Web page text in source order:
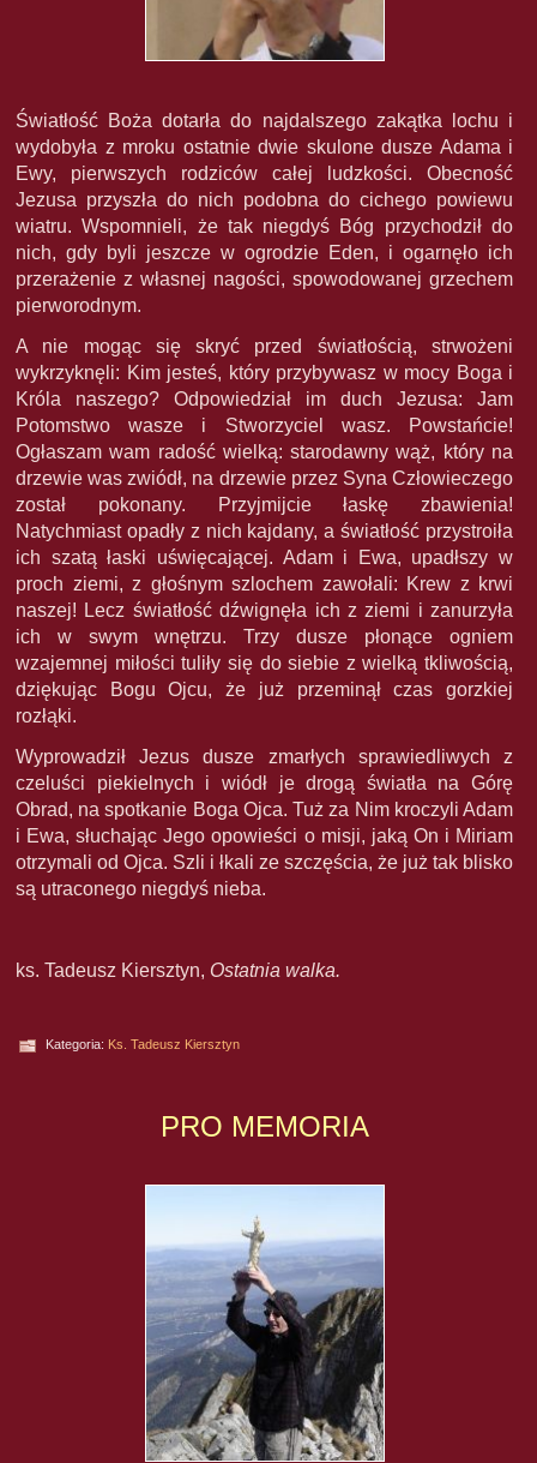
Światłość Boża dotarła do najdalszego zakątka lochu i
wydobyła z mroku ostatnie dwie skulone dusze Adama i
Ewy, pierwszych rodziców całej ludzkości. Obecność
Jezusa przyszła do nich podobna do cichego powiewu
wiatru. Wspomnieli, że tak niegdyś Bóg przychodził do
nich, gdy byli jeszcze w ogrodzie Eden, i ogarnęło ich
przerażenie z własnej nagości, spowodowanej grzechem
pierworodnym.
A nie mogąc się skryć przed światłością, strwożeni
wykrzyknęli: Kim jesteś, który przybywasz w mocy Boga i
Króla naszego? Odpowiedział im duch Jezusa: Jam
Potomstwo wasze i Stworzyciel wasz. Powstańcie!
Ogłaszam wam radość wielką: starodawny wąż, który na
drzewie was zwiódł, na drzewie przez Syna Człowieczego
został pokonany. Przyjmijcie łaskę zbawienia!
Natychmiast opadły z nich kajdany, a światłość przystroiła
ich szatą łaski uświęcającej. Adam i Ewa, upadłszy w
proch ziemi, z głośnym szlochem zawołali: Krew z krwi
naszej! Lecz światłość dźwignęła ich z ziemi i zanurzyła
ich w swym wnętrzu. Trzy dusze płonące ogniem
wzajemnej miłości tuliły się do siebie z wielką tkliwością,
dziękując Bogu Ojcu, że już przeminął czas gorzkiej
rozłąki.
Wyprowadził Jezus dusze zmarłych sprawiedliwych z
czeluści piekielnych i wiódł je drogą światła na Górę
Obrad, na spotkanie Boga Ojca. Tuż za Nim kroczyli Adam
i Ewa, słuchając Jego opowieści o misji, jaką On i Miriam
otrzymali od Ojca. Szli i łkali ze szczęścia, że już tak blisko
są utraconego niegdyś nieba.
ks. Tadeusz Kiersztyn, Ostatnia walka.
Kategoria: Ks. Tadeusz Kiersztyn
PRO MEMORIA